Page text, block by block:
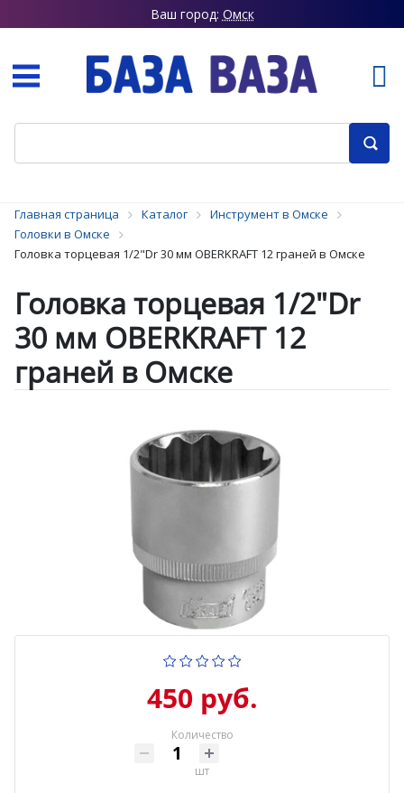
Ваш город: Омск
Главная страница Каталог
Инструмент в Омске
Головки в Омске
Головка торцевая 1/2"Dr 30 мм OBERKRAFT 12 граней в Омске
Головка торцевая 1/2"Dr
30 мм OBERKRAFT 12
граней в Омске
450 руб.
Количество
шт